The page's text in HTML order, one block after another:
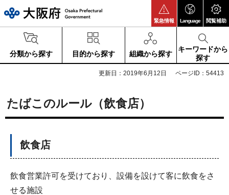
緊急情報 Language 閲覧補助
分類から探す 目的から探す 組織から探す
キーワードから
探す
更新日：2019年6月12日 ページID：54413
たばこのルール（飲食店）
飲食店
飲食営業許可を受けており、設備を設けて客に飲食をさ
せる施設